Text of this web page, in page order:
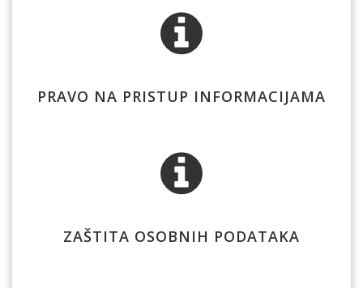
PRAVO NA PRISTUP INFORMACIJAMA
ZAŠTITA OSOBNIH PODATAKA